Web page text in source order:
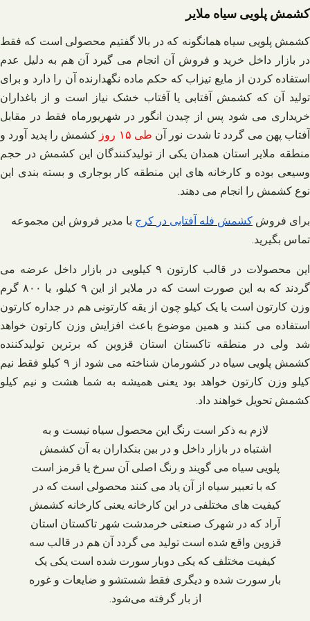
کشمش پلویی سیاه ملایر
کشمش پلویی سیاه همانگونه که در بالا گفتیم محصولی است که فقط
در بازار داخل خرید و فروش آن انجام می‌ گیرد آن هم به دلیل عدم
استفاده کردن از مایع تیزاب که حکم ماده نگهدارنده آن را دارد و برای
تولید آن که کشمش آفتابی یا آفتاب خشک نیاز است و از باغداران
خریداری می‌ شود پس از چیدن انگور در شهریورماه فقط در مقابل
آفتاب پهن می‌ گردد تا شدت نور آن طی ۱۵ روز
کشمش را پدید آورد و
منطقه ملایر استان همدان یکی از تولیدکنندگان این کشمش در حجم
وسیعی بوده و کارخانه‌ های این منطقه کار بوجاری و بسته‌ بندی این
نوع کشمش را انجام می‌ دهند.
برای فروش کشمش فله آفتابی در کرج با مدیر فروش این مجموعه
تماس بگیرید.
این محصولات در قالب کارتون ۹ کیلویی در بازار داخل عرضه می‌
گردند که به این صورت است که در ملایر از این ۹ کیلو، یا ۸۰۰ گرم
وزن کارتون است یا یک کیلو چون از یقه کارتونی هم در جداره کارتون
استفاده می‌ کنند و همین موضوع باعث افزایش وزن کارتون خواهد
شد ولی در منطقه تاکستان استان قزوین که برترین تولیدکننده
کشمش پلویی سیاه در کشورمان شناخته می‌ شود از ۹ کیلو فقط نیم
کیلو وزن کارتون خواهد بود یعنی همیشه به شما هشت و نیم کیلو
کشمش تحویل خواهند داد.
لازم به ذکر است رنگ این محصول سیاه نیست و به
اشتباه در بازار داخل و در بین بنکداران به آن کشمش
پلویی سیاه می‌ گویند و رنگ اصلی آن سرخ یا قرمز است
که با تعبیر سیاه از آن یاد می‌ کنند محصولی است که در
کیفیت‌ های مختلفی در این کارخانه یعنی کارخانه کشمش
آراد که در شهرک صنعتی خرمدشت شهر تاکستان استان
قزوین واقع شده است تولید می‌ گردد آن هم در قالب سه
کیفیت مختلف که یکی دوبار سورت شده است یکی یک
بار سورت شده و دیگری فقط شستشو و ضایعات و غوره
از بار گرفته می‌شود.